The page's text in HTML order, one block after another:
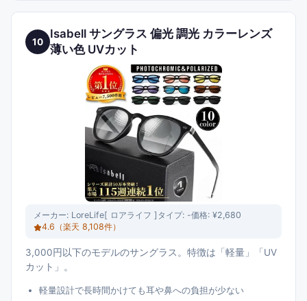
10
Isabell サングラス 偏光 調光 カラーレンズ
薄い色 UVカット
メーカー: LoreLife[ ロアライフ ] タイプ: -価格: ¥2,680
4.6 （楽天 8,108件）
3,000円以下のモデルのサングラス。特徴は「軽量」「UV
カット」。
軽量設計で長時間かけても耳や鼻への負担が少ない